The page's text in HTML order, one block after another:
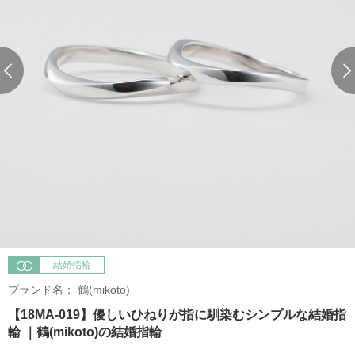
結婚指輪
ブランド名： 鶴(mikoto)
【18MA-019】優しいひねりが指に馴染むシンプルな結婚指
輪 ｜鶴(mikoto)の結婚指輪